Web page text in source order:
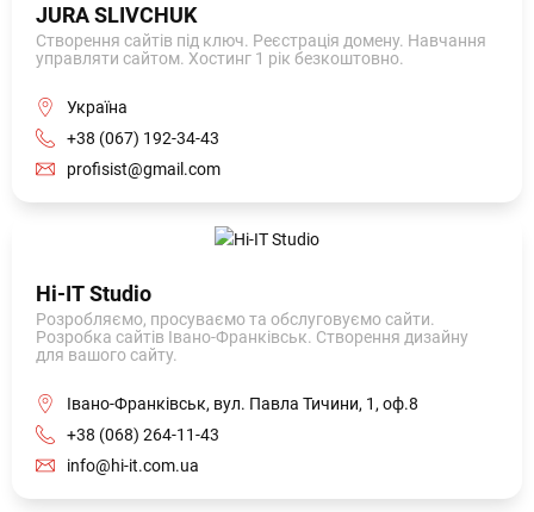
JURA SLIVCHUK
Створення сайтів під ключ. Реєстрація домену. Навчання
управляти сайтом. Хостинг 1 рік безкоштовно.
Україна
+38 (067) 192-34-43
profisist@gmail.com
Hi-IT Studio
Розробляємо, просуваємо та обслуговуємо сайти.
Розробка сайтів Івано-Франківськ. Створення дизайну
для вашого сайту.
Івано-Франківськ, вул. Павла Тичини, 1, оф.8
+38 (068) 264-11-43
info@hi-it.com.ua